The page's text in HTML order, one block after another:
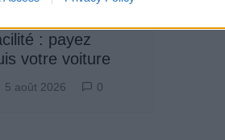
: payez
votre voiture
5 août 2026 0